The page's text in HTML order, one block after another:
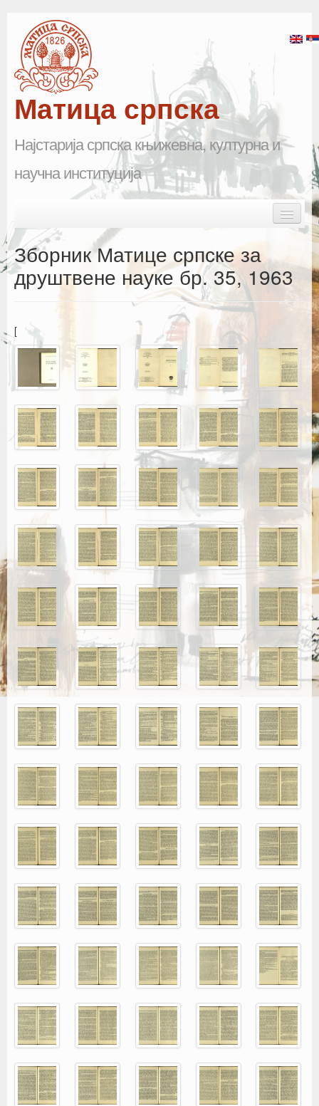
Матица српска
Најстарија српска књижевна, културна и
научна институција
Почетна
Матица српска
Летопис Матице српске
Гласник Матице српске
Е–издања
Вести
Најаве
Зборник Матице српске за
друштвене науке бр. 35, 1963
[